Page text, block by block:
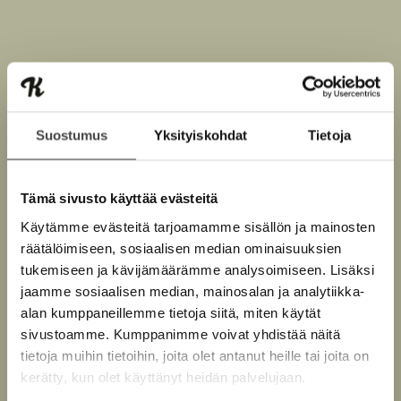
Suostumus Yksityiskohdat Tietoja
Tämä sivusto käyttää evästeitä
Käytämme evästeitä tarjoamamme sisällön ja mainosten
räätälöimiseen, sosiaalisen median ominaisuuksien
tukemiseen ja kävijämäärämme analysoimiseen. Lisäksi
jaamme sosiaalisen median, mainosalan ja analytiikka-
alan kumppaneillemme tietoja siitä, miten käytät
sivustoamme. Kumppanimme voivat yhdistää näitä
tietoja muihin tietoihin, joita olet antanut heille tai joita on
kerätty, kun olet käyttänyt heidän palvelujaan.
Niall Harbison
Irlantilaislähtöinen Niall Harbison on entinen
syöksykierteen aikana hän muutti Thaimaahan, missä
hän nykyään pelastaa katukoiria. Harbisonilla on yli 1,6
miljoonaa seuraajaa Instagramissa.
N
a
l
l
H